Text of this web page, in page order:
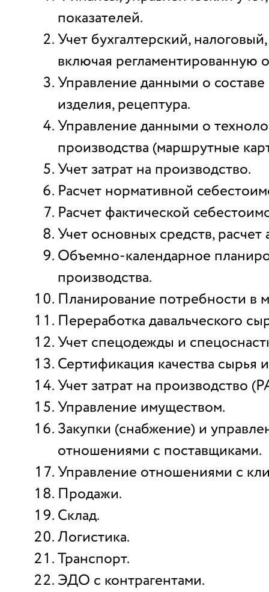
показателей.
Учет бухгалтерский,
включая регламентированную
Управление данными о составе
изделия, рецептура.
Управление данными о
производства (маршрутные
Учет затрат на производство.
Расчет нормативной
Расчет фактической
Учет основных средств, расчет
Объемно-календарное
производства.
Планирование потребности в
Переработка давальческого
Учет спецодежды и
Сертификация качества сырья
Учет затрат на производство
Управление имуществом.
Закупки (снабжение) и
отношениями с поставщиками.
Управление отношениями с
Продажи.
Склад.
Логистика.
Транспорт.
ЭДО с контрагентами.